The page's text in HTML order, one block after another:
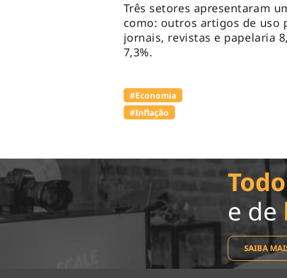
Três setores apresentaram
como: outros artigos de uso
jornais, revistas e papelaria
7,3%.
#Economia
#Inflação
Todo
e de
SAIBA